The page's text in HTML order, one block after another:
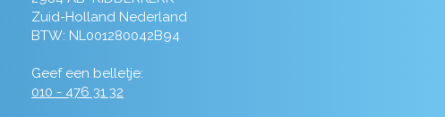
Zuid-Holland Nederland
BTW: NL001280042B94
Geef een belletje:
010 - 476 31 32